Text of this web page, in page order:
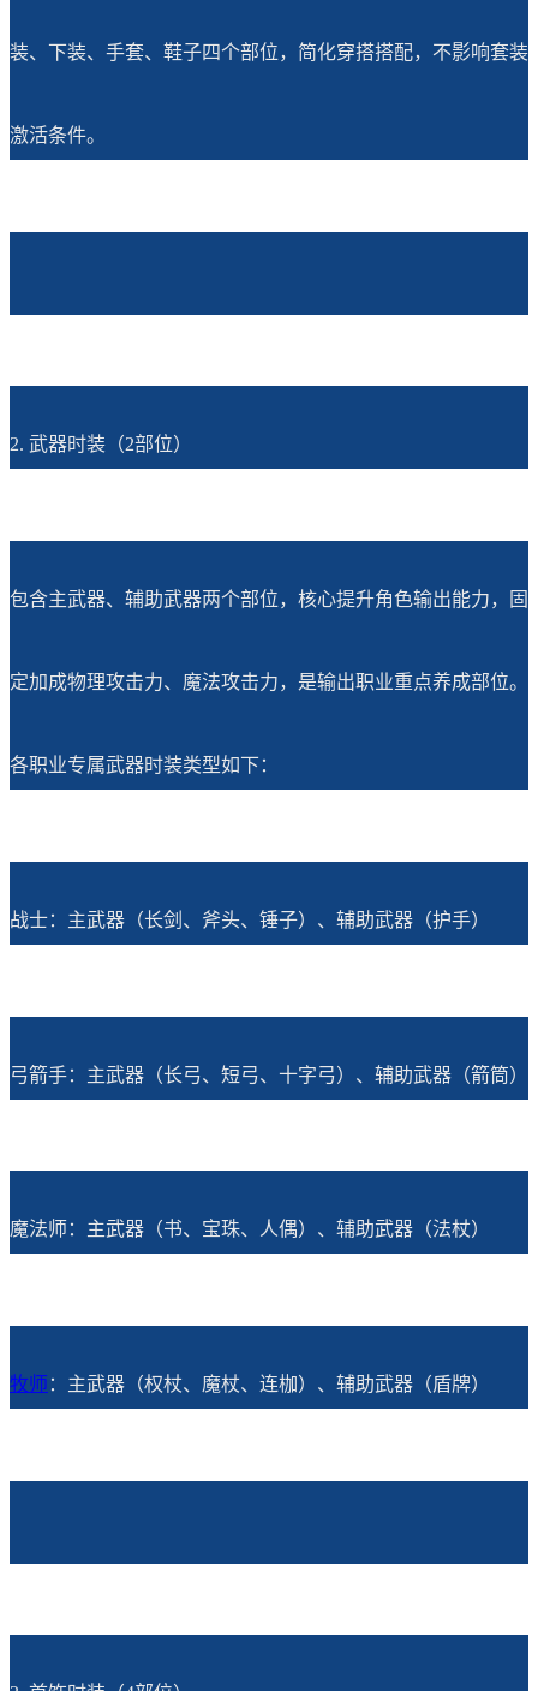
装、下装、手套、鞋子四个部位，简化穿搭搭配，不影响套装
激活条件。
2. 武器时装（2部位）
包含主武器、辅助武器两个部位，核心提升角色输出能力，固
定加成物理攻击力、魔法攻击力，是输出职业重点养成部位。
各职业专属武器时装类型如下：
战士：主武器（长剑、斧头、锤子）、辅助武器（护手）
弓箭手：主武器（长弓、短弓、十字弓）、辅助武器（箭筒）
魔法师：主武器（书、宝珠、人偶）、辅助武器（法杖）
牧师 ：主武器（权杖、魔杖、连枷）、辅助武器（盾牌）